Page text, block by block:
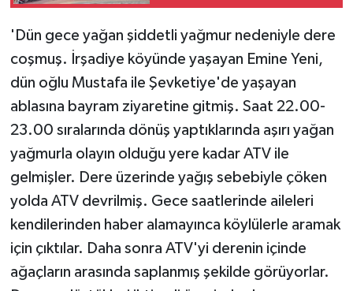
'Dün gece yağan şiddetli yağmur nedeniyle dere
coşmuş. İrşadiye köyünde yaşayan Emine Yeni,
dün oğlu Mustafa ile Şevketiye'de yaşayan
ablasına bayram ziyaretine gitmiş. Saat 22.00-
23.00 sıralarında dönüş yaptıklarında aşırı yağan
yağmurla olayın olduğu yere kadar ATV ile
gelmişler. Dere üzerinde yağış sebebiyle çöken
yolda ATV devrilmiş. Gece saatlerinde aileleri
kendilerinden haber alamayınca köylülerle aramak
için çıktılar. Daha sonra ATV'yi derenin içinde
ağaçların arasında saplanmış şekilde görüyorlar.